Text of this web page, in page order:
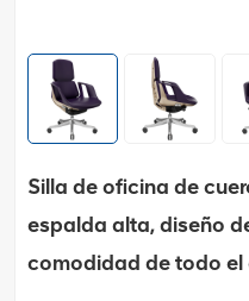
Silla de oficina de
espalda alta, diseño
comodidad de todo el